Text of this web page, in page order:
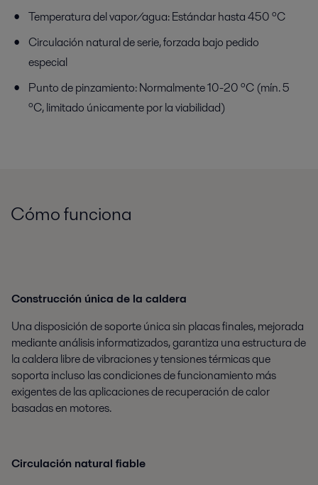
Temperatura del vapor/agua: Estándar hasta 450 ºC
Circulación natural de serie, forzada bajo pedido
especial
Punto de pinzamiento: Normalmente 10-20 ºC (mín. 5
ºC, limitado únicamente por la viabilidad)
Cómo funciona
Construcción única de la caldera
Una disposición de soporte única sin placas finales, mejorada
mediante análisis informatizados, garantiza una estructura de
la caldera libre de vibraciones y tensiones térmicas que
soporta incluso las condiciones de funcionamiento más
exigentes de las aplicaciones de recuperación de calor
basadas en motores.
Circulación natural fiable